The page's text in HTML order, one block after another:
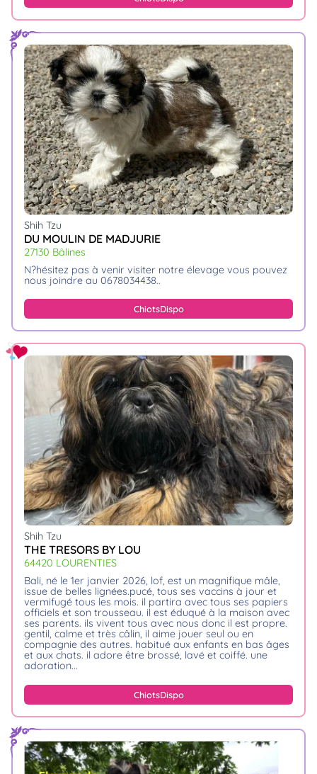
Shih Tzu
DU MOULIN DE MADJURIE
27130 Bâlines
n?hésitez pas à venir visiter notre élevage vous pouvez
nous joindre au 0678034438
ChiotsDispo
Shih Tzu
THE TRESORS BY LOU
64420 LOURENTIES
bali, né le 1er janvier 2026, lof, est un magnifique mâle,
issue de belles lignées.pucé, tous ses vaccins à jour et
vermifugé tous les mois. il partira avec tous ses papiers
officiels et son trousseau. il est éduqué à la maison avec
ses parents. ils vivent tous avec nous donc il est propre.
gentil, calme et très câlin, il aime jouer seul ou en
compagnie des autres. habitué aux enfants en bas âges
et aux chats. il adore être brossé, lavé et coiffé. une
adoration.
ChiotsDispo